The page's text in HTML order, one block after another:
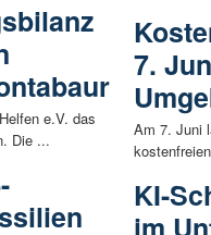
e.V. das
Die ...
7.
Am 7. Juni
KI-